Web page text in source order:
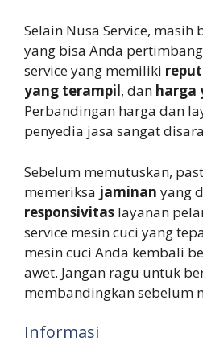
Selain Nusa Service,
yang bisa Anda
service yang memiliki
yang terampil, dan harga
Perbandingan harga dan
penyedia jasa sangat
Sebelum memutuskan,
memeriksa jaminan yang
responsivitas layanan
service mesin cuci yang
mesin cuci Anda kembali
awet. Jangan ragu untuk
membandingkan sebelum
Informasi